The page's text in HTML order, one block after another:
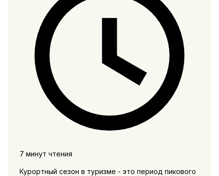
7 минут чтения
Курортный сезон в туризме - это период пикового